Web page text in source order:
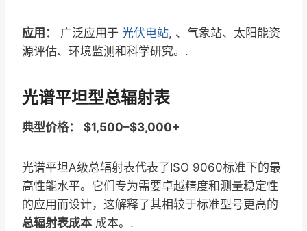
应用： 广泛应用于 光伏电站, 、气象站、太阳能资
源评估、环境监测和科学研究。.
光谱平坦型总辐射表
典型价格： $1,500–$3,000+
光谱平坦A级总辐射表代表了ISO 9060标准下的最
高性能水平。它们专为需要卓越精度和测量稳定性
的应用而设计，这解释了其相较于标准型号更高的
总辐射表成本 成本。.